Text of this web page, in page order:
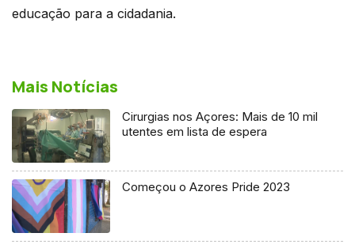
educação para a cidadania.
Mais Notícias
Cirurgias nos Açores: Mais de 10 mil
utentes em lista de espera
Começou o Azores Pride 2023